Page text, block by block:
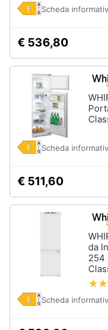
Scheda
€ 536,80
Scheda
€ 511,60
da
254
Scheda